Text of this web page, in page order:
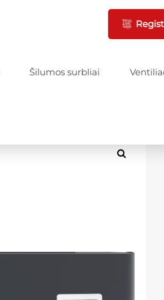
Šilumos surbliai